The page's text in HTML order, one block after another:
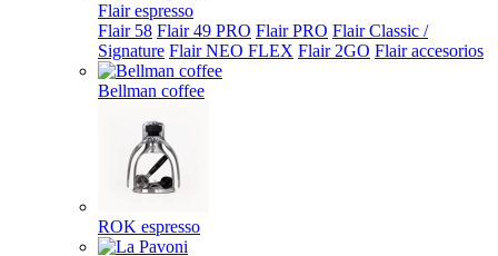
Flair espresso
Flair 58 Flair 49 PRO Flair PRO Flair Classic /
Signature Flair NEO FLEX Flair 2GO Flair accesorios
Bellman coffee
ROK espresso